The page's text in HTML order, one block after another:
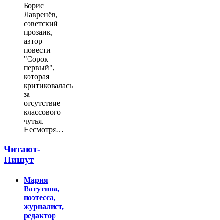
Борис
Лавренёв,
советский
прозаик,
автор
повести
"Сорок
первый",
которая
критиковалась
за
отсутствие
классового
чутья.
Несмотря…
Читают-
Пишут
Мария
Ватутина,
поэтесса,
журналист,
редактор